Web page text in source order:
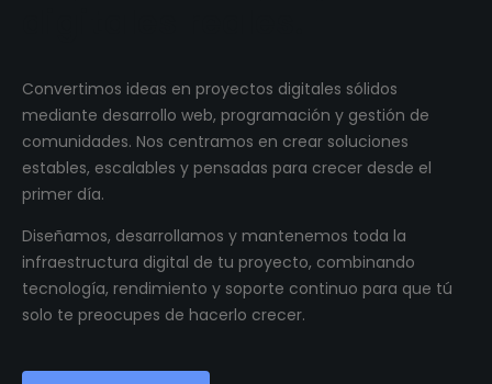
Convertimos ideas en proyectos digitales sólidos
mediante desarrollo web, programación y gestión de
comunidades. Nos centramos en crear soluciones
estables, escalables y pensadas para crecer desde el
primer día.
Diseñamos, desarrollamos y mantenemos toda la
infraestructura digital de tu proyecto, combinando
tecnología, rendimiento y soporte continuo para que tú
solo te preocupes de hacerlo crecer.